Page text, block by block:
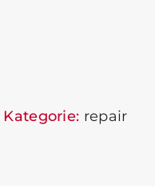
Kategorie: repair